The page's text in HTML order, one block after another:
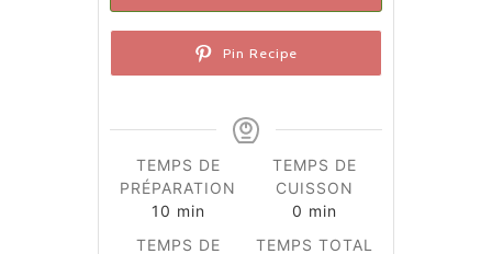
Pin Recipe
TEMPS DE
PRÉPARATION
10 minutes
min
TEMPS DE
CUISSON
0 minutes
min
TEMPS DE
TEMPS TOTAL